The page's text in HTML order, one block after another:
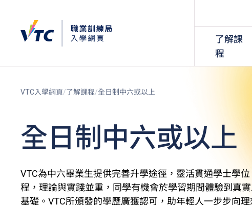
了解課
程
VTC入學網頁 了解課程 全日制中六或以上
全日制中六或以上
VTC為中六畢業生提供完善升學途徑，靈活貫通學士學
程，理論與實踐並重，同學有機會於學習期間體驗到真
基礎。VTC所頒發的學歷廣獲認可，助年輕人一步步向理